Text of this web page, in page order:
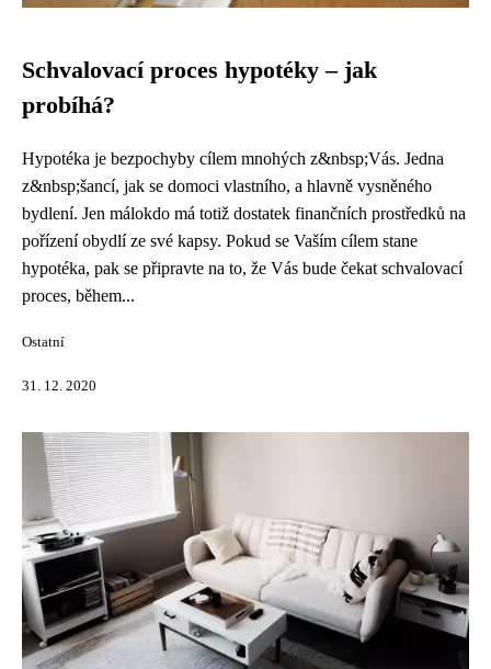
Schvalovací proces hypotéky – jak
probíhá?
Hypotéka je bezpochyby cílem mnohých z&nbsp;Vás. Jedna
z&nbsp;šancí, jak se domoci vlastního, a hlavně vysněného
bydlení. Jen málokdo má totiž dostatek finančních prostředků na
pořízení obydlí ze své kapsy. Pokud se Vaším cílem stane
hypotéka, pak se připravte na to, že Vás bude čekat schvalovací
proces, během...
Ostatní
31. 12. 2020